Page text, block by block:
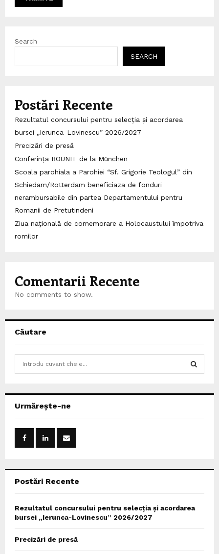
Search
SEARCH
Postări Recente
Rezultatul concursului pentru selecția și acordarea
bursei „Ierunca-Lovinescu” 2026/2027
Precizări de presă
Conferința ROUNIT de la München
Scoala parohiala a Parohiei “Sf. Grigorie Teologul” din
Schiedam/Rotterdam beneficiaza de fonduri
nerambursabile din partea Departamentului pentru
Romanii de Pretutindeni
Ziua națională de comemorare a Holocaustului împotriva
romilor
Comentarii Recente
No comments to show.
Căutare
h
Urmărește-ne
Postări Recente
Rezultatul concursului pentru selecția și acordarea
bursei „Ierunca-Lovinescu” 2026/2027
Precizări de presă